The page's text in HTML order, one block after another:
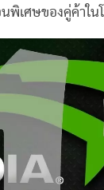
พิเศษของคู่ค้าใน